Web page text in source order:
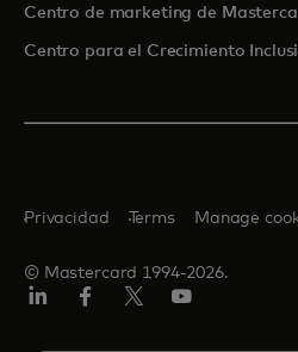
Centro de marketing de
Centro para el Crecimiento
© Mastercard 1994-2026.
Privacidad Terms Manage